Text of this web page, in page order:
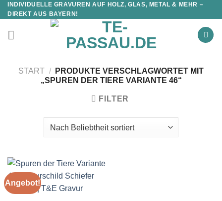
INDIVIDUELLE GRAVUREN AUF HOLZ, GLAS, METAL & MEHR –
DIREKT AUS BAYERN!
START /
PRODUKTE VERSCHLAGWORTET MIT
„SPUREN DER TIERE VARIANTE 46“
FILTER
Angebot!